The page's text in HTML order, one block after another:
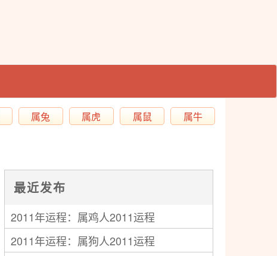
属兔 属虎 属鼠
属牛
最近发布
2011年运程：属鸡人2011运程
2011年运程：属狗人2011运程